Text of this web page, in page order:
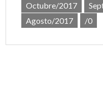
Octubre/2017
Agosto/2017
/0